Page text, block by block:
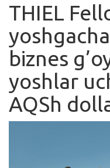
Ishlar
Kurslar
Blog
Yana
THIEL
biznes
yoshlar
AQSh